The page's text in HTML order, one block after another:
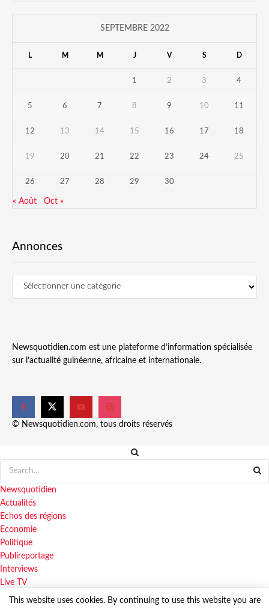
SEPTEMBRE 2022
L M M J V S D
1 2 3 4
5 6 7 8 9 10 11
12 13 14 15 16 17 18
19 20 21 22 23 24 25
26 27 28 29 30
« Août Oct »
Annonces
Newsquotidien.com est une plateforme d’information spécialisée
sur l’actualité guinéenne, africaine et internationale.
© Newsquotidien.com, tous droits réservés
Newsquotidien
Actualités
Echos des régions
Economie
Politique
Publireportage
Interviews
Live TV
This website uses cookies. By continuing to use this website you are